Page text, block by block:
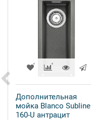
Дополнительная
мойка Blanco Subline
160-U антрацит